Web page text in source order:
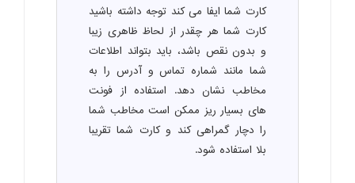
کارت شما ایفا می کند توجه داشته باشید
کارت شما هر چقدر از لحاظ ظاهری زیبا
و بدون نقص باشد، باید بتواند اطلاعات
شما مانند شماره تماس و آدرس را به
مخاطب نشان دهد. استفاده از فونت
های بسیار ریز ممکن است مخاطب شما
را دچار گمراهی کند و کارت شما تقریبا
بلا استفاده شود.